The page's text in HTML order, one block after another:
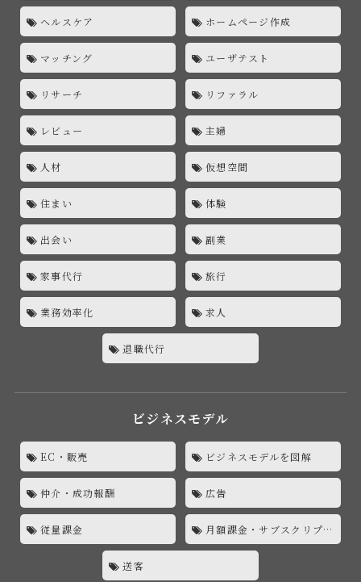
ヘルスケア ホームページ作成
マッチング ユーザテスト
リサーチ リファラル
レビュー 主婦
人材 仮想空間
住まい 体験
出会い 副業
家事代行 旅行
業務効率化 求人
退職代行
ビジネスモデル
EC・販売 ビジネスモデルを図解
仲介・成功報酬 広告
従量課金 月額課金・サブスクリプション
送客